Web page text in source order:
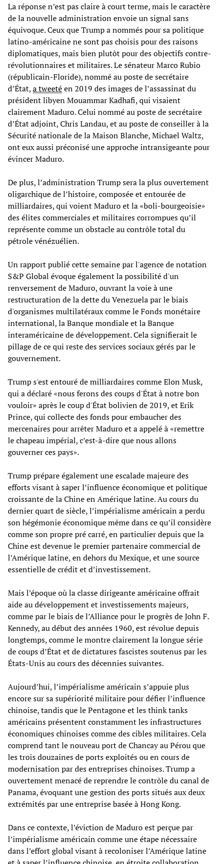
La réponse n’est pas claire à court terme, mais le caractère
de la nouvelle administration envoie un signal sans
équivoque. Ceux que Trump a nommés pour sa politique
latino-américaine ne sont pas choisis pour des raisons
diplomatiques, mais bien plutôt pour des objectifs contre-
révolutionnaires et militaires. Le sénateur Marco Rubio
(républicain-Floride), nommé au poste de secrétaire
d’État,a tweetéen 2019 des images de l’assassinat du
président libyen Mouammar Kadhafi, qui visaient
clairement Maduro. Celui nommé au poste de secrétaire
d’État adjoint, Chris Landau, et au poste de conseiller à la
Sécurité nationale de la Maison Blanche, Michael Waltz,
ont eux aussi préconisé une approche intransigeante pour
évincer Maduro.
De plus, l’administration Trump sera la plus ouvertement
oligarchique de l’histoire, composée et entourée de
milliardaires, qui voient Maduro et la «boli-bourgeoisie»
des élites commerciales et militaires corrompues qu’il
représente comme un obstacle au contrôle total du
pétrole vénézuélien.
Un rapport publié cette semaine par l'agence de notation
S&P Global évoque également la possibilité d'un
renversement de Maduro, ouvrant la voie à une
restructuration de la dette du Venezuela par le biais
d'organismes multilatéraux comme le Fonds monétaire
international, la Banque mondiale et la Banque
interaméricaine de développement. Cela signifierait le
pillage de ce qui reste des services sociaux gérés par le
gouvernement.
Trump s'est entouré de milliardaires comme Elon Musk,
qui a déclaré «nous ferons des coups d'État à notre bon
vouloir» après le coup d'État bolivien de 2019, et Erik
Prince, qui collecte des fonds pour embaucher des
mercenaires pour arrêter Maduro et a appelé à «remettre
le chapeau impérial, c’est-à-dire que nous allons
gouverner ces pays».
Trump prépare également une escalade majeure des
efforts visant à saper l’influence économique et politique
croissante de la Chine en Amérique latine. Au cours du
dernier quart de siècle, l’impérialisme américain a perdu
son hégémonie économique même dans ce qu’il considère
comme son propre pré carré, en particulier depuis que la
Chine est devenue le premier partenaire commercial de
l’Amérique latine, en dehors du Mexique, et une source
essentielle de crédit et d’investissement.
Mais l’époque où la classe dirigeante américaine offrait
aide au développement et investissements majeurs,
comme par le biais de l’Alliance pour le progrès de John F.
Kennedy, au début des années 1960, est révolue depuis
longtemps, comme le montre clairement la longue série
de coups d’État et de dictatures fascistes soutenus par les
États-Unis au cours des décennies suivantes.
Aujourd’hui, l’impérialisme américain s’appuie plus
encore sur sa supériorité militaire pour défier l’influence
chinoise, tandis que le Pentagone et les think tanks
américains présentent constamment les infrastructures
économiques chinoises comme des cibles militaires. Cela
comprend tant le nouveau port de Chancay au Pérou que
les trois douzaines de ports exploités ou en cours de
modernisation par des entreprises chinoises. Trump a
ouvertement menacé de reprendre le contrôle du canal de
Panama, évoquant une gestion des ports situés aux deux
extrémités par une entreprise basée à Hong Kong.
Dans ce contexte, l’éviction de Maduro est perçue par
l’impérialisme américain comme une étape nécessaire
dans l’effort global visant à recoloniser l’Amérique latine